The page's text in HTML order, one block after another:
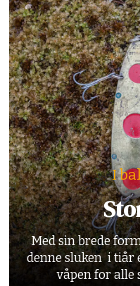
I
Med sin brede
denne sluken i
våpen for alle